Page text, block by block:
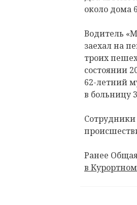
около дома
Водитель
заехал на
троих
состоянии
62-летний
в больницу
Сотрудники
Ранее
в